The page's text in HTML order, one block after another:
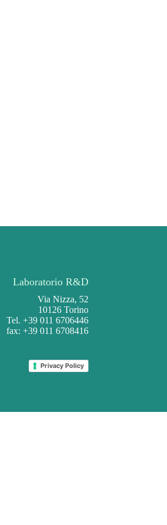
Laboratorio R&D
Via Nizza, 52
10126 Torino
Tel. +39 011 6706446
fax: +39 011 6708416
Privacy Policy